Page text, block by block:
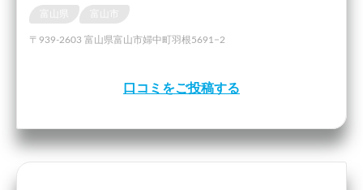
〒939-2603 富山県富山市婦中町羽根5691−2
口コミをご投稿する